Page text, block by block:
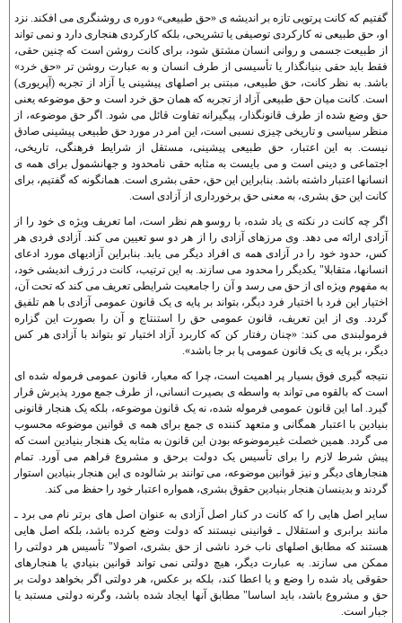
گفتيم که کانت پرتويی تازه بر انديشه ی «حق طبيعی» دوره ی روشنگری می افکند. نزد
او، حق طبيعی نه کارکردی توصيفی يا تشريحی، بلکه کارکردی هنجاری دارد و نمی تواند
از طبيعت جسمی و روانی انسان مشتق شود، برای کانت روشن است که چنين حقی،
فقط بايد حقی بنيانگذار يا تأسيسی از طرف انسان و به عبارت روشن تر «حق خرد»
باشد. به نظر کانت، حق طبيعی، مبتنی بر اصلهای پيشينی يا آزاد از تجربه (آپريوری)
است. کانت ميان حق طبيعی آزاد از تجربه که همان حق خرد است و حق موضوعه يعنی
حق وضع شده از طرف قانونگذار، پيگيرانه تفاوت قائل می شود. اگر حق موضوعه، از
منظر سياسی و تاريخی چيزی نسبی است، اين امر در مورد حق طبيعی پيشينی صادق
نيست. به اين اعتبار، حق طبيعی پيشينی، مستقل از شرايط فرهنگی، تاريخی،
اجتماعی و دينی است و می بايست به مثابه حقی نامحدود و جهانشمول برای همه ی
انسانها اعتبار داشته باشد. بنابراين اين حق، حقی بشری است. همانگونه که گفتيم، برای
کانت اين حق بشری، به معنی حق برخورداری از آزادی است.
اگر چه کانت در نکته ی ياد شده، با روسو هم نظر است، اما تعريف ويژه ی خود را از
آزادی ارائه می دهد. وی مرزهای آزادی را از هر دو سو تعيين می کند. آزادی فردی هر
کس، حدود خود را در آزادی همه ی افراد ديگر می يابد. بنابراين آزاديهای مورد ادعای
انسانها، متقابلا" يکديگر را محدود می سازند. به اين ترتيب، کانت در ژرف انديشی خود،
به مفهوم ويژه ای از حق می رسد و آن را جامعيت شرايطی تعريف می کند که تحت آن،
اختيار اين فرد با اختيار فرد ديگر، بتواند بر پايه ی يک قانون عمومی آزادی با هم تلفيق
گردد. وی از اين تعريف، قانون عمومی حق را استنتاج و آن را بصورت اين گزاره
فرمولبندی می کند: «چنان رفتار کن که کاربرد آزاد اختيار تو بتواند با آزادی هر کس
ديگر، بر پايه ی يک قانون عمومی پا بر جا باشد».
نتيجه گيری فوق بسيار پر اهميت است، چرا که معيار، قانون عمومی فرموله شده ای
است که بالقوه می تواند به واسطه ی بصيرت انسانی، از طرف جمع مورد پذيرش قرار
گيرد. اما اين قانون عمومی فرموله شده، نه يک قانون موضوعه، بلکه يک هنجار قانونی
بنيادين با اعتبار همگانی و متعهد کننده ی جمع برای همه ی قوانين موضوعه محسوب
می گردد. همين خصلت غيرموضوعه بودن اين قانون به مثابه يک هنجار بنيادين است که
پيش شرط لازم را برای تأسيس يک دولت برحق و مشروع فراهم می آورد. تمام
هنجارهای ديگر و نيز قوانين موضوعه، می توانند بر شالوده ی اين هنجار بنيادين استوار
گردند و بدينسان هنجار بنيادين حقوق بشری، همواره اعتبار خود را حفظ می کند.
ساير اصل هايی را که کانت در کنار اصل آزادی به عنوان اصل های برتر نام می برد ـ
مانند برابری و استقلال ـ قوانينی نيستند که دولت وضع کرده باشد، بلکه اصل هايی
هستند که مطابق اصلهای ناب خرد ناشی از حق بشری، اصولا" تأسيس هر دولتی را
ممکن می سازند. به عبارت ديگر، هيچ دولتی نمی تواند قوانين بنيادي يا هنجارهای
حقوقی ياد شده را وضع و يا اعطا کند، بلکه بر عکس، هر دولتی اگر بخواهد دولت بر
حق و مشروع باشد، بايد اساسا" مطابق آنها ايجاد شده باشد، وگرنه دولتی مستبد يا
جبار است.